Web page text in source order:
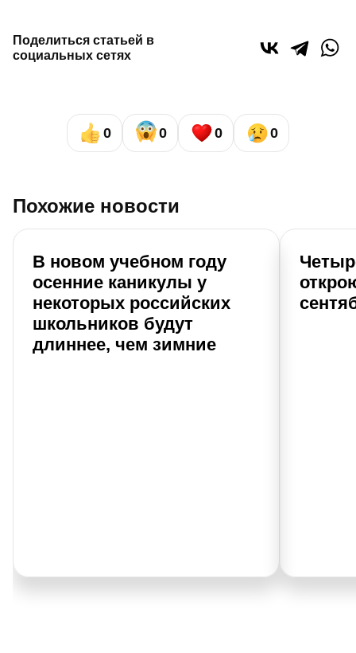
Поделиться статьей в
социальных сетях
0 0 0 0
Похожие новости
В новом учебном году
осенние каникулы у
некоторых российских
школьников будут
длиннее, чем зимние